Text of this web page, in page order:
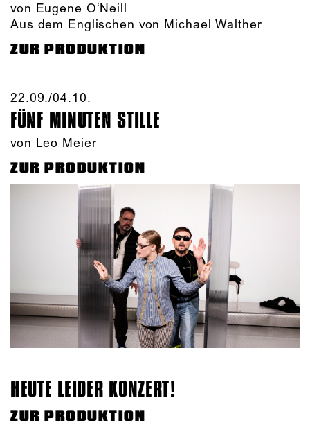
von Eugene O‘Neill
Aus dem Englischen von Michael Walther
ZUR PRODUKTION
22.09./​04.10.​
FÜNF MINUTEN STILLE
von Leo Meier
ZUR PRODUKTION
HEUTE LEIDER KONZERT!
ZUR PRODUKTION